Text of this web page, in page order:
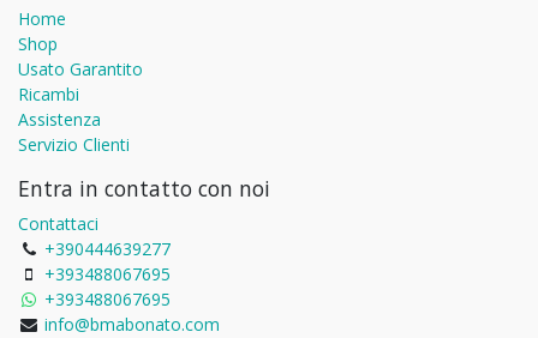
Home
Shop
Usato Garantito
Ricambi
Assistenza
Servizio Clienti
Entra in contatto con noi
Contattaci
+390444639277
+393488067695
+393488067695
info@bmabonato.com